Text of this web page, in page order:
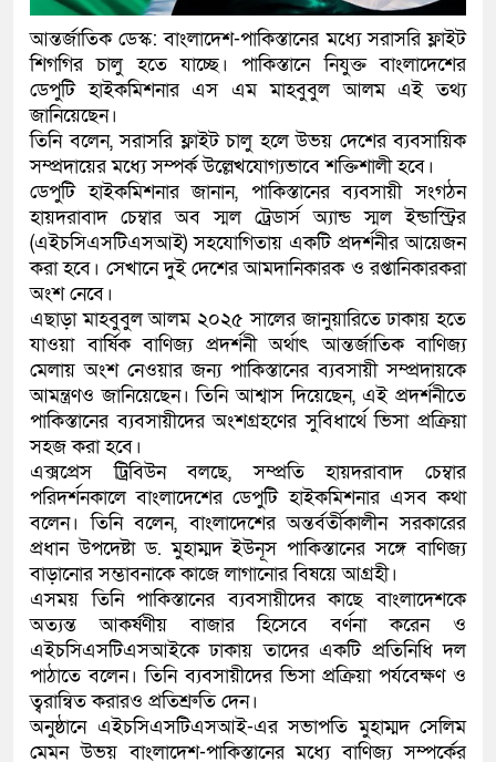
লতিফ সিদ্দিকী
নতুন মামলায় গ্রেফতার দেখানো
কলিমউল্লাহকে (ভিডিও)
আন্তর্জাতিক ডেস্ক: বাংলাদেশ-পাকিস্তানের মধ্যে সরাসরি ফ্লাইট
শিগগির চালু হতে যাচ্ছে। পাকিস্তানে নিযুক্ত বাংলাদেশের
ডেপুটি হাইকমিশনার এস এম মাহবুবুল আলম এই তথ্য
জানিয়েছেন।
তিনি বলেন, সরাসরি ফ্লাইট চালু হলে উভয় দেশের ব্যবসায়িক
সম্প্রদায়ের মধ্যে সম্পর্ক উল্লেখযোগ্যভাবে শক্তিশালী হবে।
ডেপুটি হাইকমিশনার জানান, পাকিস্তানের ব্যবসায়ী সংগঠন
হায়দরাবাদ চেম্বার অব স্মল ট্রেডার্স অ্যান্ড স্মল ইন্ডাস্ট্রির
(এইচসিএসটিএসআই) সহযোগিতায় একটি প্রদর্শনীর আয়েজন
করা হবে। সেখানে দুই দেশের আমদানিকারক ও রপ্তানিকারকরা
অংশ নেবে।
এছাড়া মাহবুবুল আলম ২০২৫ সালের জানুয়ারিতে ঢাকায় হতে
যাওয়া বার্ষিক বাণিজ্য প্রদর্শনী অর্থাৎ আন্তর্জাতিক বাণিজ্য
মেলায় অংশ নেওয়ার জন্য পাকিস্তানের ব্যবসায়ী সম্প্রদায়কে
আমন্ত্রণও জানিয়েছেন। তিনি আশ্বাস দিয়েছেন, এই প্রদর্শনীতে
পাকিস্তানের ব্যবসায়ীদের অংশগ্রহণের সুবিধার্থে ভিসা প্রক্রিয়া
সহজ করা হবে।
এক্সপ্রেস ট্রিবিউন বলছে, সম্প্রতি হায়দরাবাদ চেম্বার
পরিদর্শনকালে বাংলাদেশের ডেপুটি হাইকমিশনার এসব কথা
বলেন। তিনি বলেন, বাংলাদেশের অন্তর্বর্তীকালীন সরকারের
প্রধান উপদেষ্টা ড. মুহাম্মদ ইউনূস পাকিস্তানের সঙ্গে বাণিজ্য
বাড়ানোর সম্ভাবনাকে কাজে লাগানোর বিষয়ে আগ্রহী।
এসময় তিনি পাকিস্তানের ব্যবসায়ীদের কাছে বাংলাদেশকে
অত্যন্ত আকর্ষণীয় বাজার হিসেবে বর্ণনা করেন ও
এইচসিএসটিএসআইকে ঢাকায় তাদের একটি প্রতিনিধি দল
পাঠাতে বলেন। তিনি ব্যবসায়ীদের ভিসা প্রক্রিয়া পর্যবেক্ষণ ও
ত্বরান্বিত করারও প্রতিশ্রুতি দেন।
অনুষ্ঠানে এইচসিএসটিএসআই-এর সভাপতি মুহাম্মদ সেলিম
মেমন উভয় বাংলাদেশ-পাকিস্তানের মধ্যে বাণিজ্য সম্পর্কের